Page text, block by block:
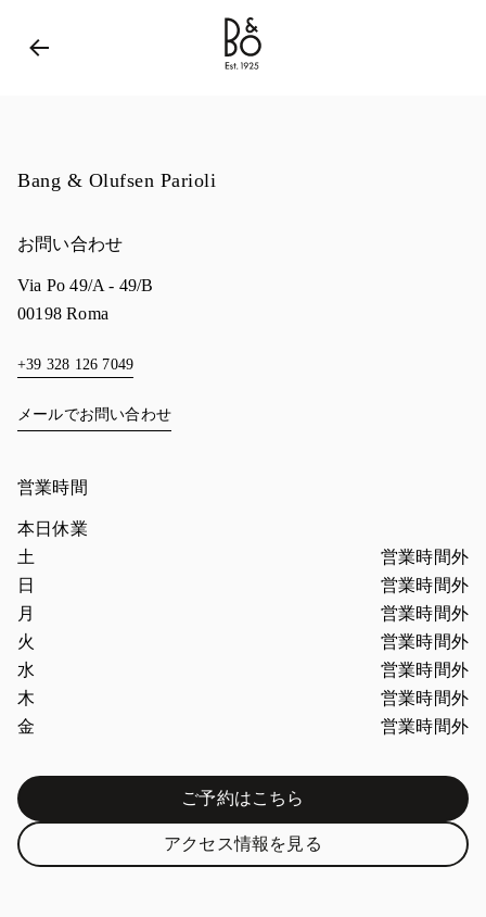
Bang & Olufsen - Exist to Create
Bang & Olufsen Parioli
お問い合わせ
Via Po 49/A - 49/B
00198 Roma
+39 328 126 7049
メールでお問い合わせ
営業時間
本日休業
曜日
土
営業時間外
日
営業時間外
月
営業時間外
火
営業時間外
水
営業時間外
木
営業時間外
金
営業時間外
ご予約はこちらLink Opens in New Tab
アクセス情報を見るLink Opens in New Tab